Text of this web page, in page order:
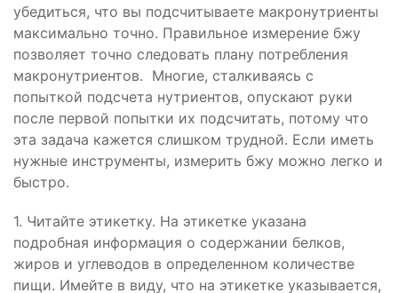
убедиться, что вы подсчитываете макронутриенты
максимально точно. Правильное измерение бжу
позволяет точно следовать плану потребления
макронутриентов. Многие, сталкиваясь с
попыткой подсчета нутриентов, опускают руки
после первой попытки их подсчитать, потому что
эта задача кажется слишком трудной. Если иметь
нужные инструменты, измерить бжу можно легко и
быстро.
1. Читайте этикетку. На этикетке указана
подробная информация о содержании белков,
жиров и углеводов в определенном количестве
пищи. Имейте в виду, что на этикетке указывается,